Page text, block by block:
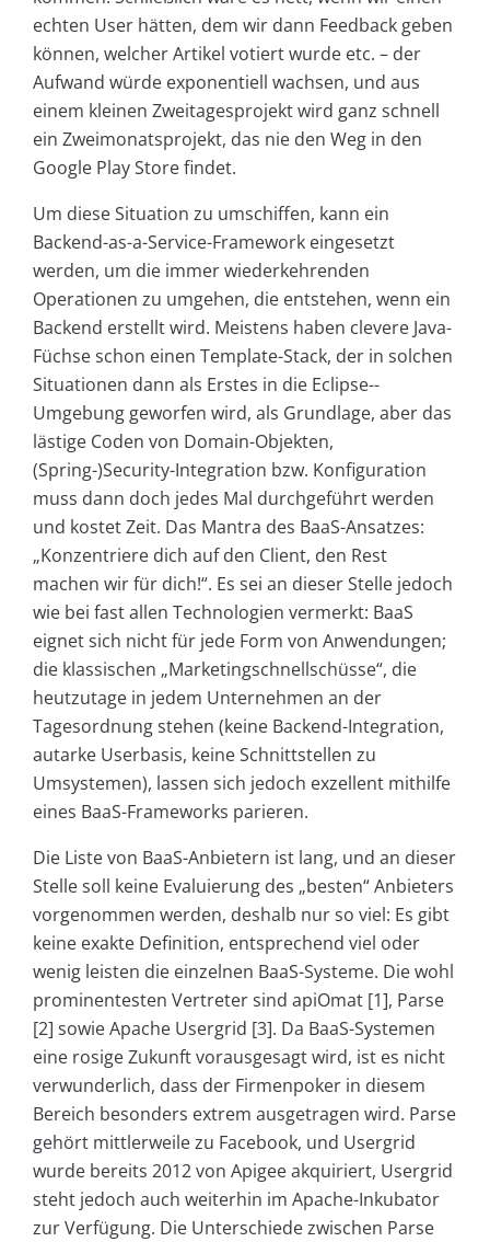
echten User hätten, dem wir dann Feedback geben
können, welcher Artikel votiert wurde etc. – der
Aufwand würde exponentiell wachsen, und aus
einem kleinen Zweitagesprojekt wird ganz schnell
ein Zweimonatsprojekt, das nie den Weg in den
Google Play Store findet.
Um diese Situation zu umschiffen, kann ein
Backend-as-a-Service-Framework eingesetzt
werden, um die immer wiederkehrenden
Operationen zu umgehen, die entstehen, wenn ein
Backend erstellt wird. Meistens haben clevere Java-
Füchse schon einen Template-Stack, der in solchen
Situationen dann als Erstes in die Eclipse-­
Umgebung geworfen wird, als Grundlage, aber das
lästige Coden von Domain-Objekten,
(Spring-)Security-Integration bzw. Konfiguration
muss dann doch jedes Mal durchgeführt werden
und kostet Zeit. Das Mantra des BaaS-Ansatzes:
„Konzentriere dich auf den Client, den Rest
machen wir für dich!“. Es sei an dieser Stelle jedoch
wie bei fast allen Technologien vermerkt: BaaS
eignet sich nicht für jede Form von Anwendungen;
die klassischen „Marketingschnellschüsse“, die
heutzutage in jedem Unternehmen an der
Tagesordnung stehen (keine Backend-Integration,
autarke Userbasis, keine Schnittstellen zu
Umsystemen), lassen sich jedoch exzellent mithilfe
eines BaaS-Frameworks parieren.
Die Liste von BaaS-Anbietern ist lang, und an dieser
Stelle soll keine Evaluierung des „besten“ Anbieters
vorgenommen werden, deshalb nur so viel: Es gibt
keine exakte Definition, entsprechend viel oder
wenig leisten die einzelnen BaaS-Systeme. Die wohl
prominentesten Vertreter sind apiOmat [1], Parse
[2] sowie Apache Usergrid [3]. Da BaaS-Systemen
eine rosige Zukunft vorausgesagt wird, ist es nicht
verwunderlich, dass der Firmenpoker in diesem
Bereich besonders extrem ausgetragen wird. Parse
gehört mittlerweile zu Facebook, und Usergrid
wurde bereits 2012 von Apigee akquiriert, Usergrid
steht jedoch auch weiterhin im Apache-Inkubator
zur Verfügung. Die Unterschiede zwischen Parse